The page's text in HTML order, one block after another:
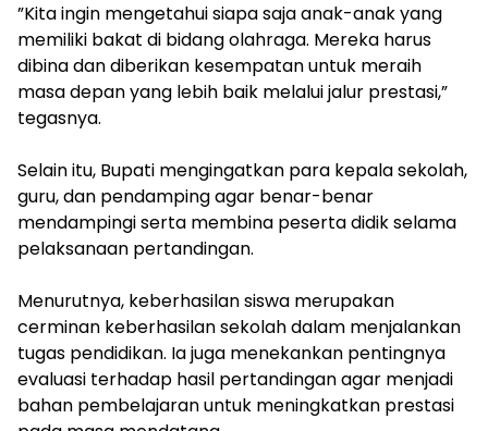
‎”Kita ingin mengetahui siapa saja anak-anak yang
memiliki bakat di bidang olahraga. Mereka harus
dibina dan diberikan kesempatan untuk meraih
masa depan yang lebih baik melalui jalur prestasi,”
tegasnya.
‎Selain itu, Bupati mengingatkan para kepala sekolah,
guru, dan pendamping agar benar-benar
mendampingi serta membina peserta didik selama
pelaksanaan pertandingan.
‎Menurutnya, keberhasilan siswa merupakan
cerminan keberhasilan sekolah dalam menjalankan
tugas pendidikan. Ia juga menekankan pentingnya
evaluasi terhadap hasil pertandingan agar menjadi
bahan pembelajaran untuk meningkatkan prestasi